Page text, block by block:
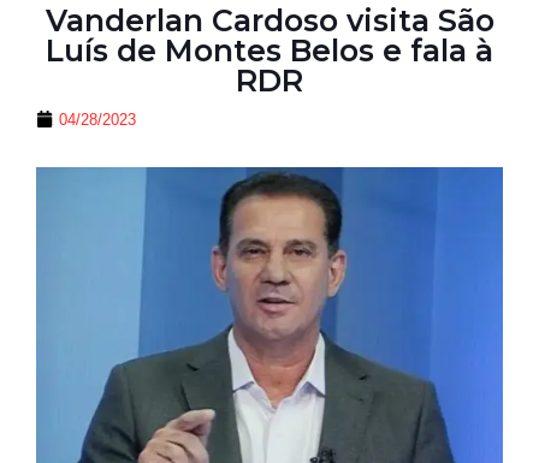
Vanderlan Cardoso visita São
Luís de Montes Belos e fala à
RDR
04/28/2023